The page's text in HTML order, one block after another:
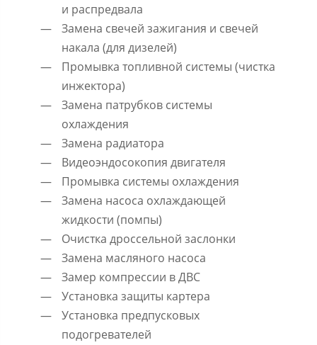
и распредвала
Замена свечей зажигания и свечей
накала (для дизелей)
Промывка топливной системы (чистка
инжектора)
Замена патрубков системы
охлаждения
Замена радиатора
Видеоэндосокопия двигателя
Промывка системы охлаждения
Замена насоса охлаждающей
жидкости (помпы)
Очистка дроссельной заслонки
Замена масляного насоса
Замер компрессии в ДВС
Установка защиты картера
Установка предпусковых
подогревателей